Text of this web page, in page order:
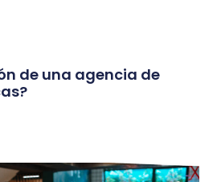
de una agencia de